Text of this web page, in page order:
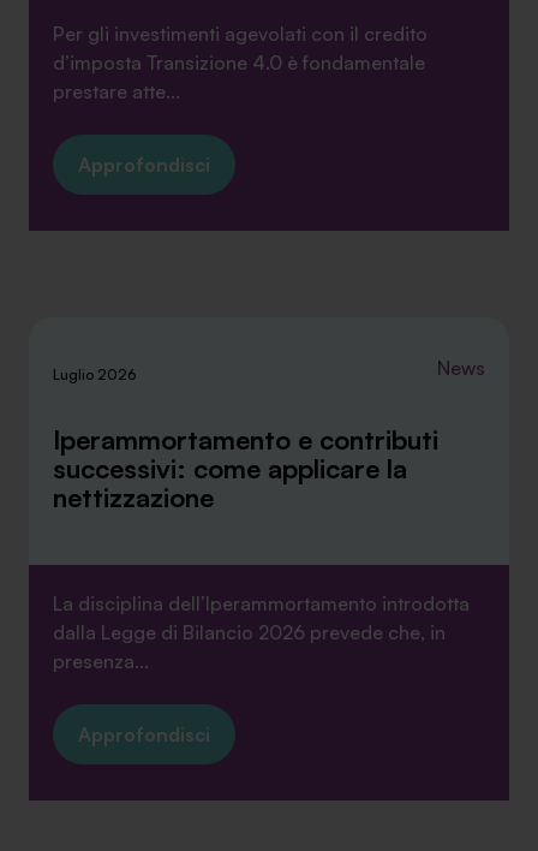
Per gli investimenti agevolati con il credito
d’imposta Transizione 4.0 è fondamentale
prestare atte...
Approfondisci
Luglio 2026 News
Iperammortamento e contributi
successivi: come applicare la
nettizzazione
La disciplina dell’Iperammortamento introdotta
dalla Legge di Bilancio 2026 prevede che, in
presenza...
Approfondisci